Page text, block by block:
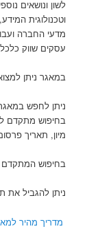
לשון ונושאים
וטכנולוגית
מדעי החברה
עסקים שווק
במאגר ניתן
ניתן לחפש
בחיפוש מתקדם
מיון, תאריך
בחיפוש המתקדם
ניתן להגביל את
מדריך מהיר